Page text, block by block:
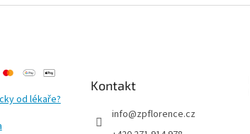
od lékaře?
Kontakt
info@zpflorence.cz